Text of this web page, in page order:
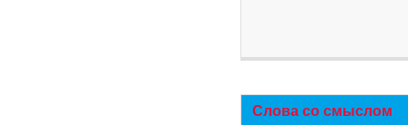
Слова со смыслом